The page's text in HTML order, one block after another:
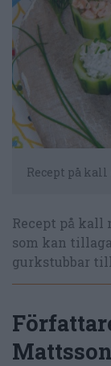
Recept på
Recept på
som kan
gurkstubbar
Mattsson